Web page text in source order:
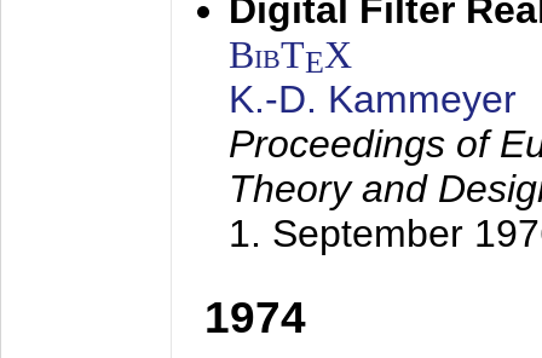
Digital Filter
BibTEX
K.-D. Kammeyer
Proceedings of
Theory and
1. September
1974